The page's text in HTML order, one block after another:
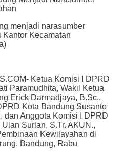
menjadi narasumber
Kecamatan
Ketua Komisi I DPRD
Paramudhita, Wakil Ketua
Erick Darmadjaya, B.Sc.,
Kota Bandung Susanto
dan Anggota Komisi I DPRD
Surlan, S.Tr. AKUN.,
Kewilayahan di
Bandung, Rabu